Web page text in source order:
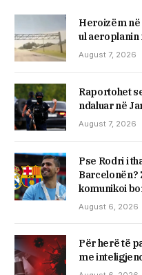
Heroizëm
ul aeroplanin
August 7, 2026
Raportohet
ndaluar në
August 7, 2026
Pse Rodri i
Barcelonën?
komunikoi
August 6, 2026
Për herë të
me